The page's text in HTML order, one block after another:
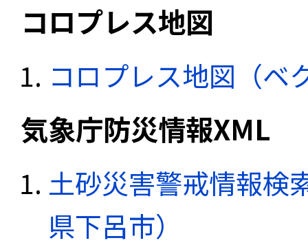
コロプレス地図
コロプレス地図（ベ
気象庁防災情報XML
土砂災害警戒情報検
県下呂市）